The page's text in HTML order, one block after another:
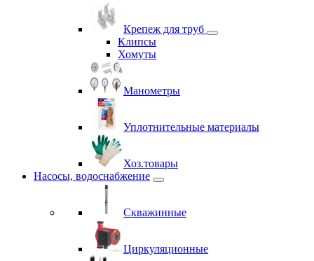
Крепеж для труб
Клипсы
Хомуты
Манометры
Уплотнительные материалы
Хоз.товары
Насосы, водоснабжение
Скважинные
Циркуляционные